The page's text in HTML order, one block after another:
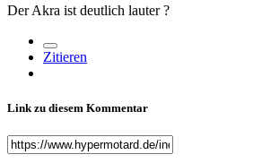
Der Akra ist deutlich lauter ?
Zitieren
Link zu diesem Kommentar